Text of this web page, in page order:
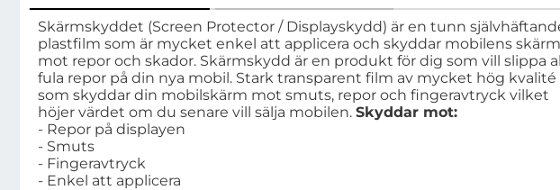
Produktbeskrivning
Skärmskyddet (Screen Protector / Displayskydd) är en tunn
plastfilm som är mycket enkel att applicera och skyddar mobilens skärm
mot repor och skador. Skärmskydd är en produkt för dig som vill slippa
fula repor på din nya mobil. Stark transparent film av mycket hög kvalité
som skyddar din mobilskärm mot smuts, repor och fingeravtryck vilket
höjer värdet om du senare vill sälja mobilen. Skyddar mot:
- Repor på displayen
- Smuts
- Fingeravtryck
- Enkel att applicera